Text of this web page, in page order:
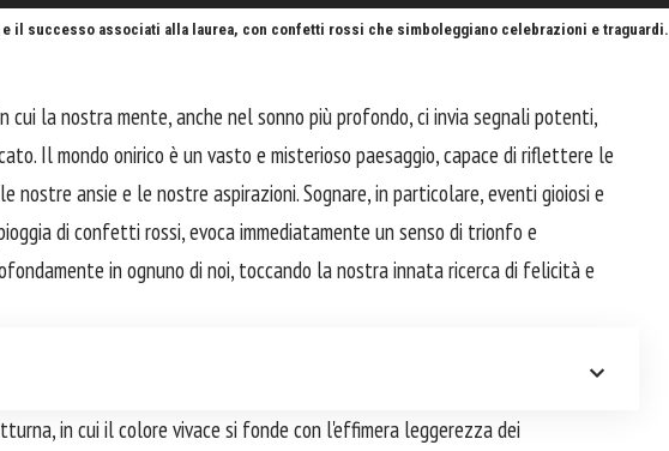
e il successo associati alla laurea, con confetti rossi che simboleggiano celebrazioni e traguardi.
cui la nostra mente, anche nel sonno più profondo, ci invia segnali potenti,
Il mondo onirico è un vasto e misterioso paesaggio, capace di riflettere le
nostre ansie e le nostre aspirazioni. Sognare, in particolare, eventi gioiosi e
di confetti rossi, evoca immediatamente un senso di trionfo e
in ognuno di noi, toccando la nostra innata ricerca di felicità e
in cui il colore vivace si fonde con l'effimera leggerezza dei